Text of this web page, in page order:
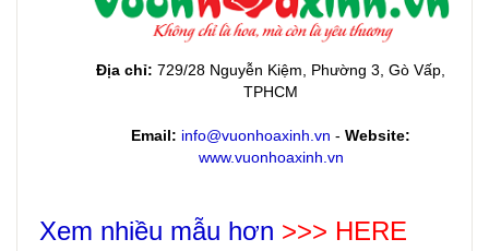
Địa chỉ: 729/28 Nguyễn Kiệm, Phường 3, Gò Vấp,
TPHCM
Email: info@vuonhoaxinh.vn - Website:
www.vuonhoaxinh.vn
Xem nhiều mẫu hơn >>> HERE